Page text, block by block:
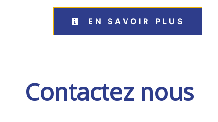
EN SAVOIR PLUS
Contactez nous